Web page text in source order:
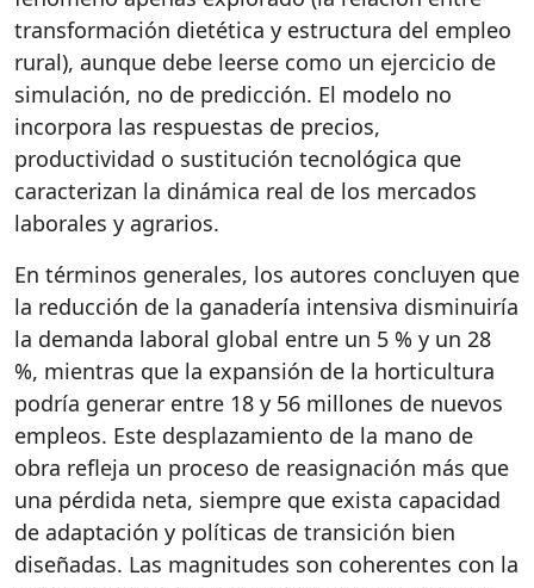
transformación dietética y estructura del empleo
rural), aunque debe leerse como un ejercicio de
simulación, no de predicción. El modelo no
incorpora las respuestas de precios,
productividad o sustitución tecnológica que
caracterizan la dinámica real de los mercados
laborales y agrarios.
En términos generales, los autores concluyen que
la reducción de la ganadería intensiva disminuiría
la demanda laboral global entre un 5 % y un 28
%, mientras que la expansión de la horticultura
podría generar entre 18 y 56 millones de nuevos
empleos. Este desplazamiento de la mano de
obra refleja un proceso de reasignación más que
una pérdida neta, siempre que exista capacidad
de adaptación y políticas de transición bien
diseñadas. Las magnitudes son coherentes con la